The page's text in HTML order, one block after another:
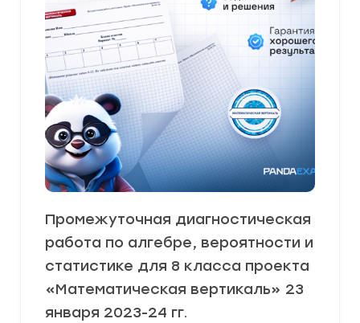
Промежуточная диагностическая
работа по алгебре, вероятности и
статистике для 8 класса проекта
«Математическая вертикаль» 23
января 2023-24 гг.